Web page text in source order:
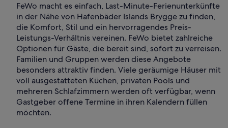
FeWo macht es einfach, Last-Minute-Ferienunterkünfte
in der Nähe von Hafenbäder Islands Brygge zu finden,
die Komfort, Stil und ein hervorragendes Preis-
Leistungs-Verhältnis vereinen. FeWo bietet zahlreiche
Optionen für Gäste, die bereit sind, sofort zu verreisen.
Familien und Gruppen werden diese Angebote
besonders attraktiv finden. Viele geräumige Häuser mit
voll ausgestatteten Küchen, privaten Pools und
mehreren Schlafzimmern werden oft verfügbar, wenn
Gastgeber offene Termine in ihren Kalendern füllen
möchten.